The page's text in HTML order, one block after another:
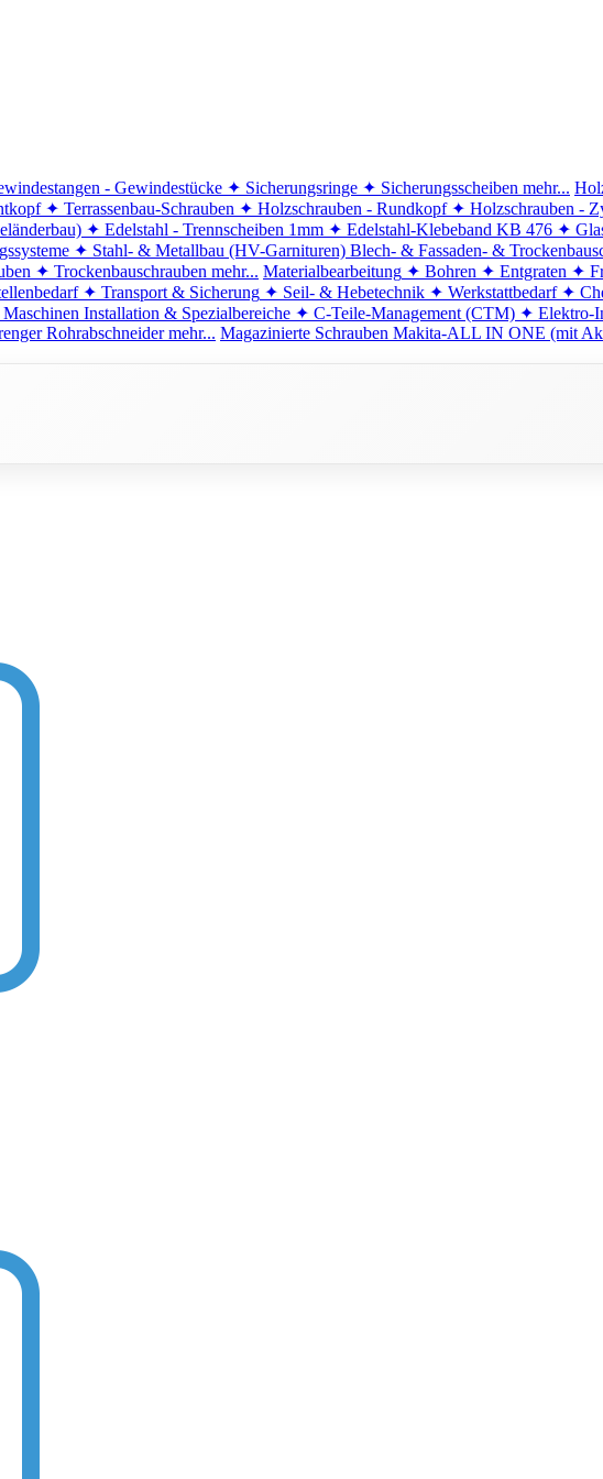
- Gewindestücke ✦ Sicherungsringe ✦ Sicherungsscheiben mehr...
✦ Terrassenbau-Schrauben ✦ Holzschrauben - Rundkopf ✦ Holzschrauben -
✦ Edelstahl - Trennscheiben 1mm ✦ Edelstahl-Klebeband KB 476 ✦
✦ Stahl- & Metallbau (HV-Garnituren) Blech- & Fassaden- &
✦ Trockenbauschrauben mehr... Materialbearbeitung ✦ Bohren ✦ Entgraten ✦
✦ Transport & Sicherung ✦ Seil- & Hebetechnik ✦ Werkstattbedarf ✦
Installation & Spezialbereiche ✦ C-Teile-Management (CTM) ✦ Elektro-
Rohrabschneider mehr... Magazinierte Schrauben Makita-ALL IN ONE (mit